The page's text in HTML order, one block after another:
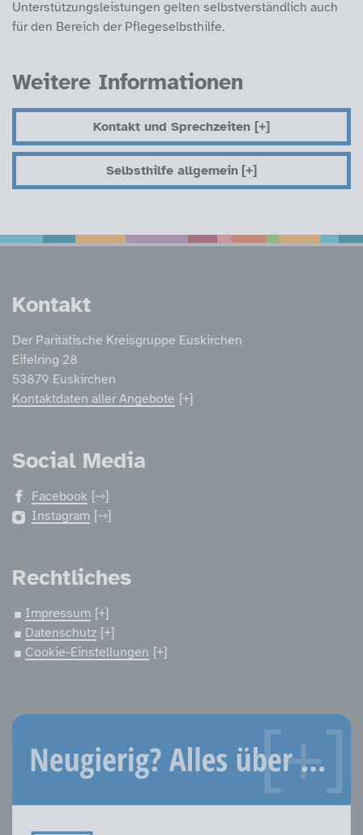
Unterstützungsleistungen gelten selbstverständlich auch
für den Bereich der Pflegeselbsthilfe.
Weitere Informationen
Kontakt und Sprechzeiten
Selbsthilfe allgemein
Service
Kontakt
Der Paritätische Kreisgruppe Euskirchen
Eifelring 28
53879 Euskirchen
Kontaktdaten aller Angebote
Social Media
Facebook
Instagram
Rechtliches
Impressum
Datenschutz
Cookie-Einstellungen